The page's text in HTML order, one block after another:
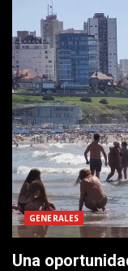
GENERALES
Una